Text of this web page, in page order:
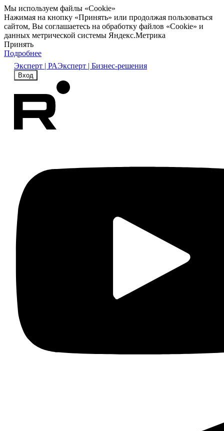
Мы используем файлы «Cookie»
Нажимая на кнопку «Принять» или продолжая пользоваться
сайтом, Вы соглашаетесь на обработку файлов «Cookie» и
данных метрической системы Яндекс.Метрика
Принять
Подробнее
Эксперт | РАЭксперт | Бизнес-решения
Вход